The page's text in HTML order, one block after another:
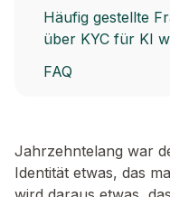
Häufig gestellte
über KYC für KI
FAQ
Jahrzehntelang war
Identität etwas, das